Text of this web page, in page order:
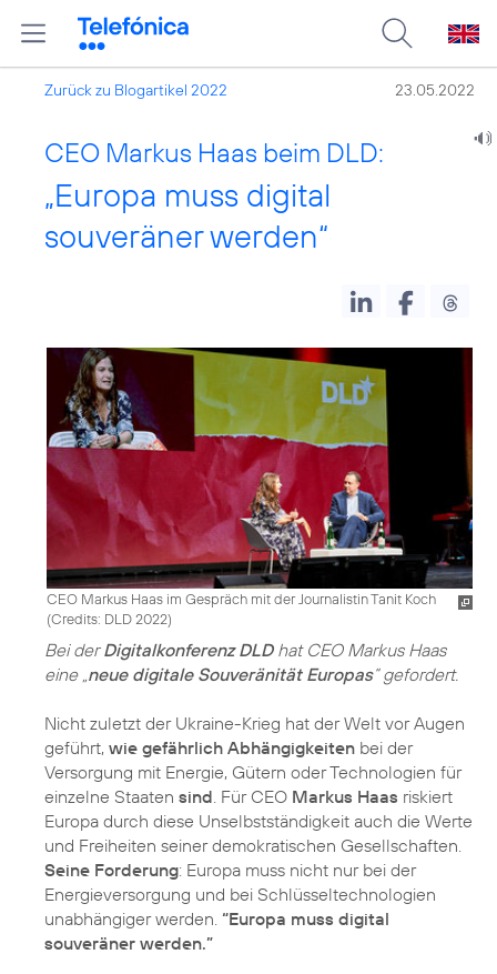
Zurück zu Blogartikel 2022 23.05.2022
CEO Markus Haas beim DLD:
„Europa muss digital
souveräner werden“
CEO Markus Haas im Gespräch mit der Journalistin Tanit Koch
(Credits: DLD 2022)
Bei derDigitalkonferenz DLDhat CEO Markus Haas
eine „ neue digitale Souveränität Europas“ gefordert.
Nicht zuletzt der Ukraine-Krieg hat der Welt vor Augen
geführt, wie gefährlich Abhängigkeiten bei der
Versorgung mit Energie, Gütern oder Technologien für
einzelne Staaten sind . Für CEO Markus Haas riskiert
Europa durch diese Unselbstständigkeit auch die Werte
und Freiheiten seiner demokratischen Gesellschaften.
Seine Forderung: Europa muss nicht nur bei der
Energieversorgung und bei Schlüsseltechnologien
unabhängiger werden. “Europa muss digital
souveräner werden.”